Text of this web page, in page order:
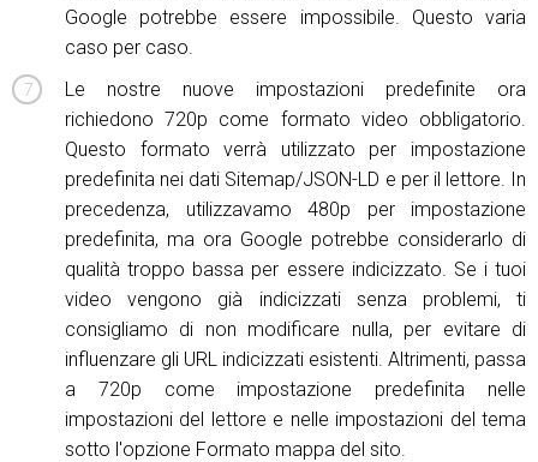
Google potrebbe essere impossibile. Questo varia
caso per caso.
Le nostre nuove impostazioni predefinite ora
richiedono 720p come formato video obbligatorio.
Questo formato verrà utilizzato per impostazione
predefinita nei dati Sitemap/JSON-LD e per il lettore. In
precedenza, utilizzavamo 480p per impostazione
predefinita, ma ora Google potrebbe considerarlo di
qualità troppo bassa per essere indicizzato. Se i tuoi
video vengono già indicizzati senza problemi, ti
consigliamo di non modificare nulla, per evitare di
influenzare gli URL indicizzati esistenti. Altrimenti, passa
a 720p come impostazione predefinita nelle
impostazioni del lettore e nelle impostazioni del tema
sotto l'opzione Formato mappa del sito.